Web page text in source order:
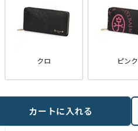
クロ ピンク
カートに入れる